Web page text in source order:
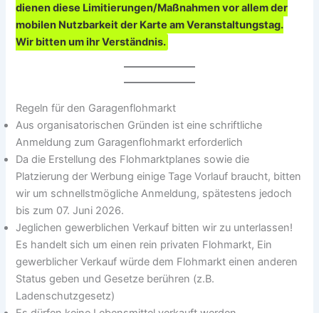
dienen diese Limitierungen/Maßnahmen vor allem der
mobilen Nutzbarkeit der Karte am Veranstaltungstag.
Wir bitten um ihr Verständnis.
Regeln für den Garagenflohmarkt
Aus organisatorischen Gründen ist eine schriftliche
Anmeldung zum Garagenflohmarkt erforderlich
Da die Erstellung des Flohmarktplanes sowie die
Platzierung der Werbung einige Tage Vorlauf braucht, bitten
wir um schnellstmögliche Anmeldung, spätestens jedoch
bis zum 07. Juni 2026.
Jeglichen gewerblichen Verkauf bitten wir zu unterlassen!
Es handelt sich um einen rein privaten Flohmarkt, Ein
gewerblicher Verkauf würde dem Flohmarkt einen anderen
Status geben und Gesetze berühren (z.B.
Ladenschutzgesetz)